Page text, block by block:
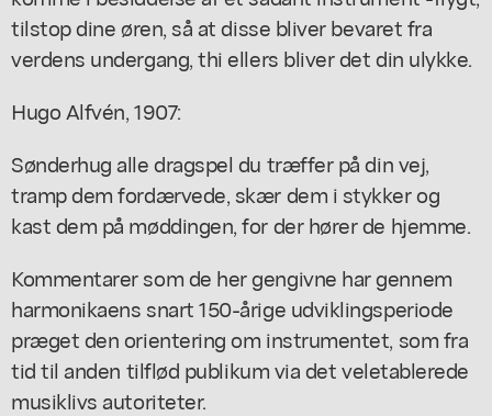
tilstop dine øren, så at disse bliver bevaret fra
verdens undergang, thi ellers bliver det din ulykke.
Hugo Alfvén, 1907:
Sønderhug alle dragspel du træffer på din vej,
tramp dem fordærvede, skær dem i stykker og
kast dem på møddingen, for der hører de hjemme.
Kommentarer som de her gengivne har gennem
harmonikaens snart 150-årige udviklingsperiode
præget den orientering om instrumentet, som fra
tid til anden tilflød publikum via det veletablerede
musiklivs autoriteter.